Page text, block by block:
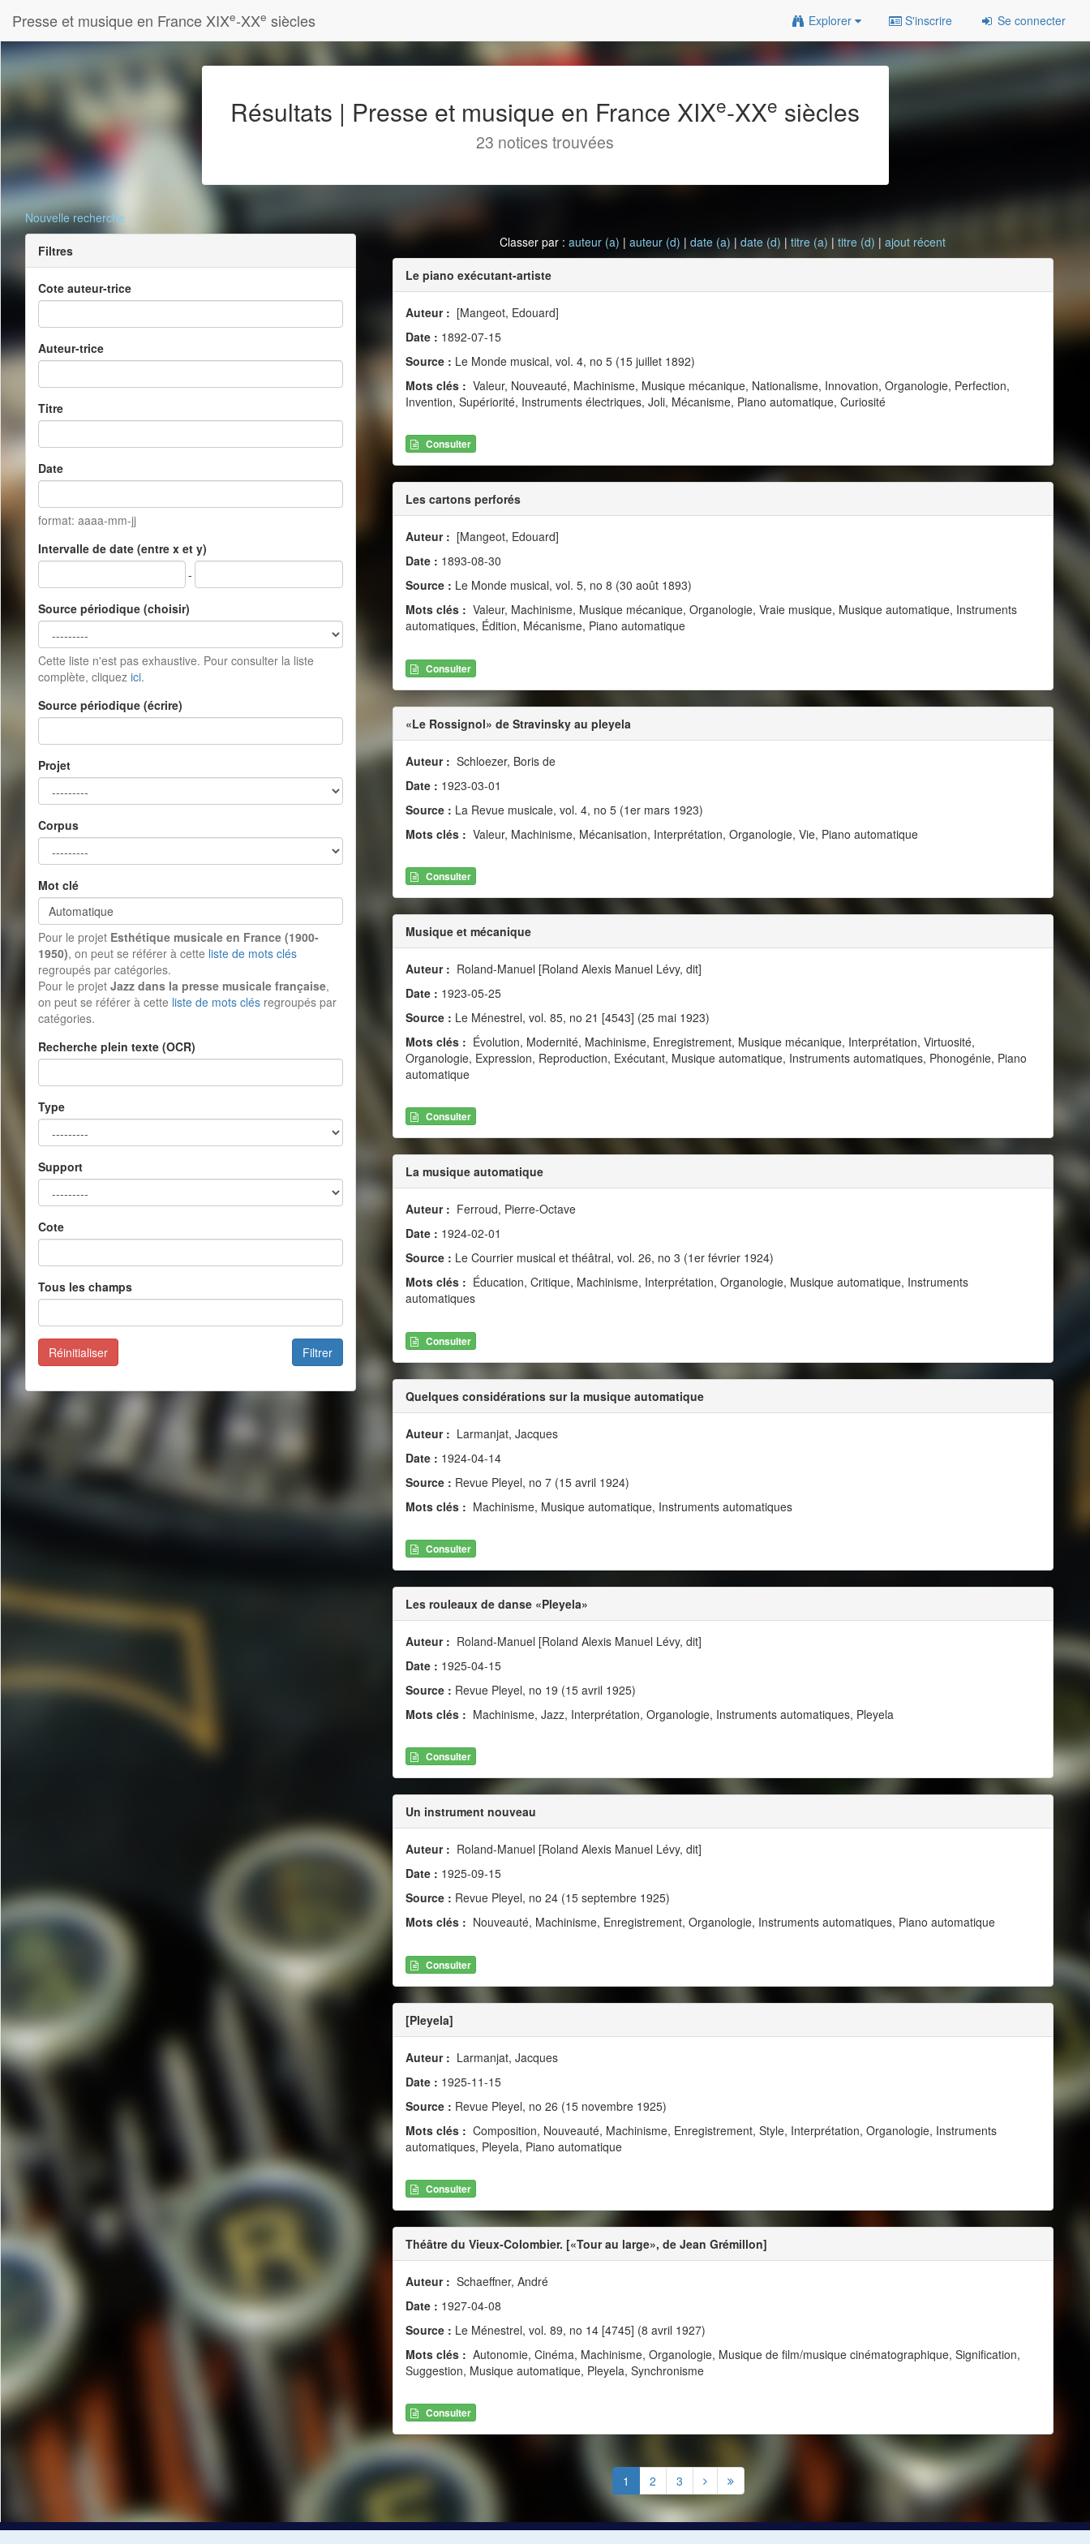
Presse et musique en France XIXe-XXe siècles Explorer S'inscrire Se connecter
Résultats | Presse et musique en France XIXe-XXe siècles
23 notices trouvées
Nouvelle recherche
Filtres
Cote auteur-trice
Auteur-trice
Titre
Date
format: aaaa-mm-jj
Intervalle de date (entre x et y)
-
Source périodique (choisir)
Cette liste n'est pas exhaustive. Pour consulter la liste
complète, cliquez ici.
Source périodique (écrire)
Projet
Corpus
Mot clé
Pour le projet Esthétique musicale en France (1900-
1950), on peut se référer à cette liste de mots clés
regroupés par catégories.
Pour le projet Jazz dans la presse musicale française,
on peut se référer à cette liste de mots clés regroupés par
catégories.
Recherche plein texte (OCR)
Type
Support
Cote
Tous les champs
Filtrer
Réinitialiser
Classer par :auteur (a) |auteur (d) |date (a) |date (d) |titre (a) |titre (d) |ajout récent
Le piano exécutant-artiste
Auteur : [Mangeot, Edouard]
Date : 1892-07-15
Source : Le Monde musical, vol. 4, no 5 (15 juillet 1892)
Mots clés : Valeur, Nouveauté, Machinisme, Musique mécanique, Nationalisme, Innovation, Organologie, Perfection,
Invention, Supériorité, Instruments électriques, Joli, Mécanisme, Piano automatique, Curiosité
Consulter
Les cartons perforés
Auteur : [Mangeot, Edouard]
Date : 1893-08-30
Source : Le Monde musical, vol. 5, no 8 (30 août 1893)
Mots clés : Valeur, Machinisme, Musique mécanique, Organologie, Vraie musique, Musique automatique, Instruments
automatiques, Édition, Mécanisme, Piano automatique
Consulter
«Le Rossignol» de Stravinsky au pleyela
Auteur : Schloezer, Boris de
Date : 1923-03-01
Source : La Revue musicale, vol. 4, no 5 (1er mars 1923)
Mots clés : Valeur, Machinisme, Mécanisation, Interprétation, Organologie, Vie, Piano automatique
Consulter
Musique et mécanique
Auteur : Roland-Manuel [Roland Alexis Manuel Lévy, dit]
Date : 1923-05-25
Source : Le Ménestrel, vol. 85, no 21 [4543] (25 mai 1923)
Mots clés : Évolution, Modernité, Machinisme, Enregistrement, Musique mécanique, Interprétation, Virtuosité,
Organologie, Expression, Reproduction, Exécutant, Musique automatique, Instruments automatiques, Phonogénie, Piano
automatique
Consulter
La musique automatique
Auteur : Ferroud, Pierre-Octave
Date : 1924-02-01
Source : Le Courrier musical et théâtral, vol. 26, no 3 (1er février 1924)
Mots clés : Éducation, Critique, Machinisme, Interprétation, Organologie, Musique automatique, Instruments
automatiques
Consulter
Quelques considérations sur la musique automatique
Auteur : Larmanjat, Jacques
Date : 1924-04-14
Source : Revue Pleyel, no 7 (15 avril 1924)
Mots clés : Machinisme, Musique automatique, Instruments automatiques
Consulter
Les rouleaux de danse «Pleyela»
Auteur : Roland-Manuel [Roland Alexis Manuel Lévy, dit]
Date : 1925-04-15
Source : Revue Pleyel, no 19 (15 avril 1925)
Mots clés : Machinisme, Jazz, Interprétation, Organologie, Instruments automatiques, Pleyela
Consulter
Un instrument nouveau
Auteur : Roland-Manuel [Roland Alexis Manuel Lévy, dit]
Date : 1925-09-15
Source : Revue Pleyel, no 24 (15 septembre 1925)
Mots clés : Nouveauté, Machinisme, Enregistrement, Organologie, Instruments automatiques, Piano automatique
Consulter
[Pleyela]
Auteur : Larmanjat, Jacques
Date : 1925-11-15
Source : Revue Pleyel, no 26 (15 novembre 1925)
Mots clés : Composition, Nouveauté, Machinisme, Enregistrement, Style, Interprétation, Organologie, Instruments
automatiques, Pleyela, Piano automatique
Consulter
Théâtre du Vieux-Colombier. [«Tour au large», de Jean Grémillon]
Auteur : Schaeffner, André
Date : 1927-04-08
Source : Le Ménestrel, vol. 89, no 14 [4745] (8 avril 1927)
Mots clés : Autonomie, Cinéma, Machinisme, Organologie, Musique de film/musique cinématographique, Signification,
Suggestion, Musique automatique, Pleyela, Synchronisme
Consulter
1 2 3